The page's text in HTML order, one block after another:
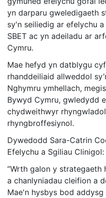
yn darparu gweledigaeth
sy'n seiliedig ar efelychu
SBET ac yn adeiladu ar
Cymru.
Mae hefyd yn datblygu
rhanddeiliaid allweddol
Nghymru ymhellach,
Bywyd Cymru, gwledydd
chydweithwyr
rhyngbroffesiynol.
Dywedodd Sara-Catrin
Efelychu a Sgiliau Clinigol:
“Wrth galon y
a chanlyniadau cleifion a
Mae'n hysbys bod addysg